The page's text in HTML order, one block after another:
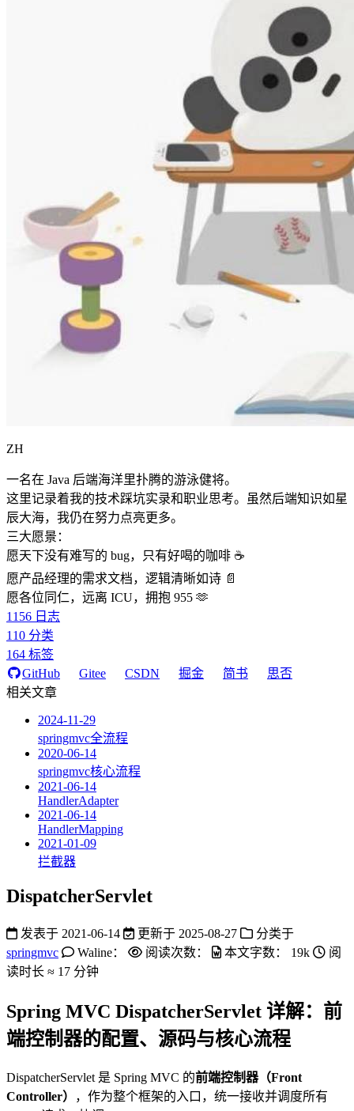
ZH
一名在 Java 后端海洋里扑腾的游泳健将。
这里记录着我的技术踩坑实录和职业思考。虽然后端知识如星
辰大海，我仍在努力点亮更多。
三大愿景：
愿天下没有难写的 bug，只有好喝的咖啡 ☕️
愿产品经理的需求文档，逻辑清晰如诗 📄
愿各位同仁，远离 ICU，拥抱 955 🫶
1156 日志
110 分类
164 标签
GitHub
Gitee CSDN 掘金 简书
思否
相关文章
2024-11-29
springmvc全流程
2020-06-14
springmvc核心流程
2021-06-14
HandlerAdapter
2021-06-14
HandlerMapping
2021-01-09
拦截器
DispatcherServlet
发表于 2021-06-14 更新于 2025-08-27
分类于
springmvc
Waline： 阅读次数： 本文字数： 19k
阅
读时长 ≈ 17 分钟
Spring MVC DispatcherServlet 详解：前
端控制器的配置、源码与核心流程
DispatcherServlet 是 Spring MVC 的前端控制器（Front
Controller）
，作为整个框架的入口，统一接收并调度所有